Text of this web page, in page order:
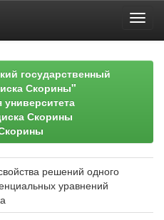
государственный
Скорины"
Скорины
решений одного
уравнений